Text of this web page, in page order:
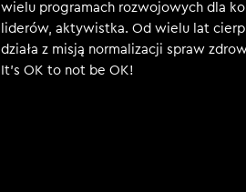
wielu programach rozwojowych dla
liderów, aktywistka. Od wielu lat
działa z misją normalizacji spraw
It’s OK to not be OK!